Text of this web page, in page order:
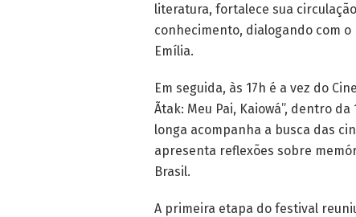
literatura, fortalece sua
conhecimento, dialogando com
Emília.
Em seguida, às 17h é a vez do
Ãtak: Meu Pai, Kaiowá”, dentro
longa acompanha a busca das
apresenta reflexões sobre
Brasil.
A primeira etapa do festival